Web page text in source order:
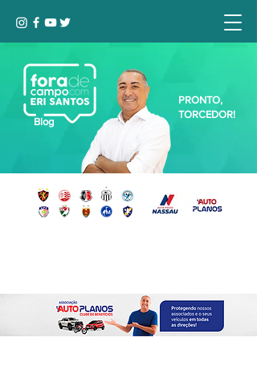
Blog
PRONTO,
TORCEDOR!